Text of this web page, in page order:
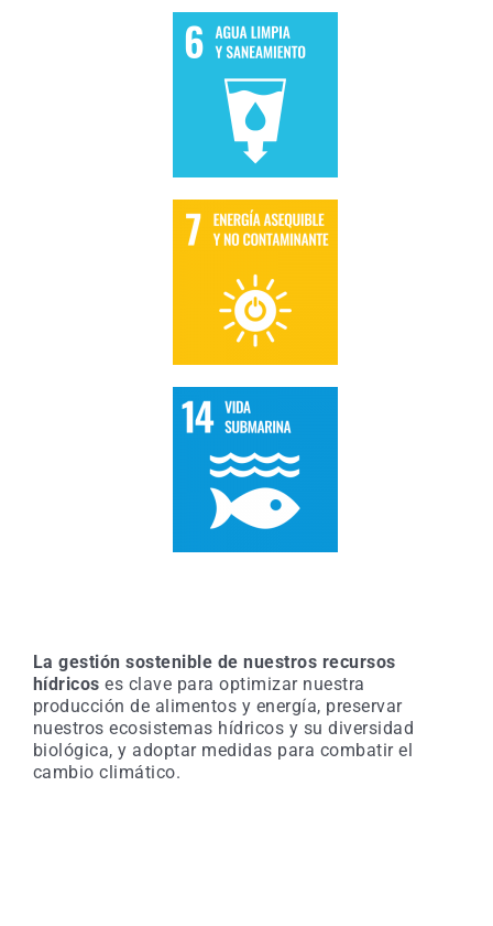
La gestión sostenible de nuestros recursos
hídricoses clave para optimizar nuestra
producción de alimentos y energía, preservar
nuestros ecosistemas hídricos y su diversidad
biológica, y adoptar medidas para combatir el
cambio climático.